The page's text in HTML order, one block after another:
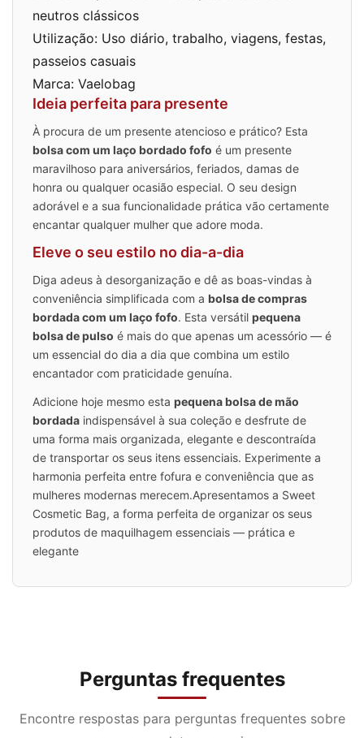
neutros clássicos
Utilização: Uso diário, trabalho, viagens, festas,
passeios casuais
Marca: Vaelobag
Ideia perfeita para presente
À procura de um presente atencioso e prático? Esta
bolsa com um laço bordado fofo é um presente
maravilhoso para aniversários, feriados, damas de
honra ou qualquer ocasião especial. O seu design
adorável e a sua funcionalidade prática vão certamente
encantar qualquer mulher que adore moda.
Eleve o seu estilo no dia-a-dia
Diga adeus à desorganização e dê as boas-vindas à
conveniência simplificada com a bolsa de compras
bordada com um laço fofo. Esta versátil pequena
bolsa de pulso é mais do que apenas um acessório — é
um essencial do dia a dia que combina um estilo
encantador com praticidade genuína.
Adicione hoje mesmo esta pequena bolsa de mão
bordada indispensável à sua coleção e desfrute de
uma forma mais organizada, elegante e descontraída
de transportar os seus itens essenciais. Experimente a
harmonia perfeita entre fofura e conveniência que as
mulheres modernas merecem.Apresentamos a Sweet
Cosmetic Bag, a forma perfeita de organizar os seus
produtos de maquilhagem essenciais — prática e
elegante
Perguntas frequentes
Encontre respostas para perguntas frequentes sobre